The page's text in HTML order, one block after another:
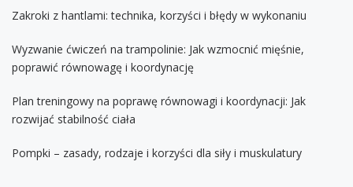
Zakroki z hantlami: technika, korzyści i błędy w wykonaniu
Wyzwanie ćwiczeń na trampolinie: Jak wzmocnić mięśnie,
poprawić równowagę i koordynację
Plan treningowy na poprawę równowagi i koordynacji: Jak
rozwijać stabilność ciała
Pompki – zasady, rodzaje i korzyści dla siły i muskulatury